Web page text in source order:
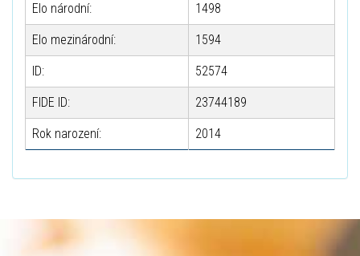
Elo národní: 1498
Elo mezinárodní: 1594
ID: 52574
FIDE ID: 23744189
Rok narození: 2014